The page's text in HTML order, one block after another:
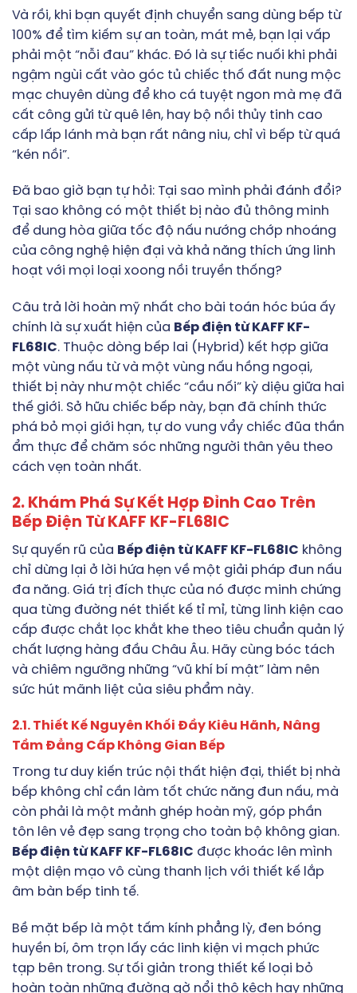
Và rồi, khi bạn quyết định chuyển sang dùng bếp từ
100% để tìm kiếm sự an toàn, mát mẻ, bạn lại vấp
phải một “nỗi đau” khác. Đó là sự tiếc nuối khi phải
ngậm ngùi cất vào góc tủ chiếc thố đất nung mộc
mạc chuyên dùng để kho cá tuyệt ngon mà mẹ đã
cất công gửi từ quê lên, hay bộ nồi thủy tinh cao
cấp lấp lánh mà bạn rất nâng niu, chỉ vì bếp từ quá
“kén nồi”.
Đã bao giờ bạn tự hỏi: Tại sao mình phải đánh đổi?
Tại sao không có một thiết bị nào đủ thông minh
để dung hòa giữa tốc độ nấu nướng chớp nhoáng
của công nghệ hiện đại và khả năng thích ứng linh
hoạt với mọi loại xoong nồi truyền thống?
Câu trả lời hoàn mỹ nhất cho bài toán hóc búa ấy
chính là sự xuất hiện của Bếp điện từ KAFF KF-
FL68IC. Thuộc dòng bếp lai (Hybrid) kết hợp giữa
một vùng nấu từ và một vùng nấu hồng ngoại,
thiết bị này như một chiếc “cầu nối” kỳ diệu giữa hai
thế giới. Sở hữu chiếc bếp này, bạn đã chính thức
phá bỏ mọi giới hạn, tự do vung vẩy chiếc đũa thần
ẩm thực để chăm sóc những người thân yêu theo
cách vẹn toàn nhất.
2. Khám Phá Sự Kết Hợp Đỉnh Cao Trên
Bếp Điện Từ KAFF KF-FL68IC
Sự quyến rũ của Bếp điện từ KAFF KF-FL68IC không
chỉ dừng lại ở lời hứa hẹn về một giải pháp đun nấu
đa năng. Giá trị đích thực của nó được minh chứng
qua từng đường nét thiết kế tỉ mỉ, từng linh kiện cao
cấp được chắt lọc khắt khe theo tiêu chuẩn quản lý
chất lượng hàng đầu Châu Âu. Hãy cùng bóc tách
và chiêm ngưỡng những “vũ khí bí mật” làm nên
sức hút mãnh liệt của siêu phẩm này.
2.1. Thiết Kế Nguyên Khối Đầy Kiêu Hãnh, Nâng
Tầm Đẳng Cấp Không Gian Bếp
Trong tư duy kiến trúc nội thất hiện đại, thiết bị nhà
bếp không chỉ cần làm tốt chức năng đun nấu, mà
còn phải là một mảnh ghép hoàn mỹ, góp phần
tôn lên vẻ đẹp sang trọng cho toàn bộ không gian.
Bếp điện từ KAFF KF-FL68IC được khoác lên mình
một diện mạo vô cùng thanh lịch với thiết kế lắp
âm bàn bếp tinh tế.
Bề mặt bếp là một tấm kính phẳng lỳ, đen bóng
huyền bí, ôm trọn lấy các linh kiện vi mạch phức
tạp bên trong. Sự tối giản trong thiết kế loại bỏ
hoàn toàn những đường gờ nổi thô kệch hay những